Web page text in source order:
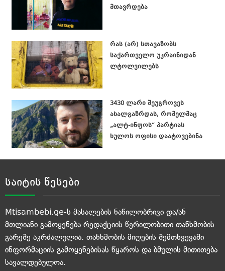
მთავრდება
რას (არ) სთავაზობს
საქართველო უკრაინიდან
ლტოლვილებს
3430 ლარი შეუგროვეს
ახალგაზრდას, რომელმაც
„ალტ-ინფოს“ პარტიას
ხულოს ოფისი დაატოვებინა
საიტის წესები
Mtisambebi.ge-ს მასალების ნაწილობრივი და/ან
მთლიანი გამოყენება რედაქციის წერილობითი თანხმობის
გარეშე აკრძალულია. თანხმობის მიღების შემთხვევაში
ინფორმაციის გამოყენებისას წყაროს და ბმულის მითითება
სავალდებულოა.